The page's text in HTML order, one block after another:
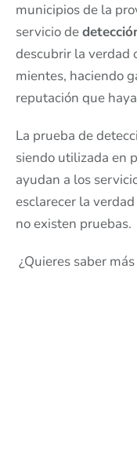
municipios de la
servicio de
descubrir la verdad
mientes, haciendo
reputación que
La prueba de
siendo utilizada en
ayudan a los
esclarecer la
no existen pruebas.
¿Quieres saber